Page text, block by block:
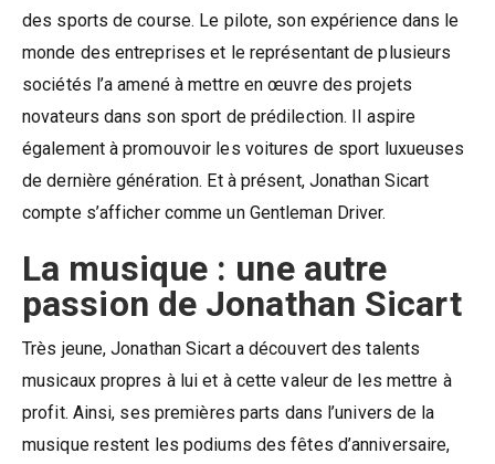
des sports de course. Le pilote, son expérience dans le
monde des entreprises et le représentant de plusieurs
sociétés l’a amené à mettre en œuvre des projets
novateurs dans son sport de prédilection. Il aspire
également à promouvoir les voitures de sport luxueuses
de dernière génération. Et à présent, Jonathan Sicart
compte s’afficher comme un Gentleman Driver.
La musique : une autre
passion de Jonathan Sicart
Très jeune, Jonathan Sicart a découvert des talents
musicaux propres à lui et à cette valeur de les mettre à
profit. Ainsi, ses premières parts dans l’univers de la
musique restent les podiums des fêtes d’anniversaire,